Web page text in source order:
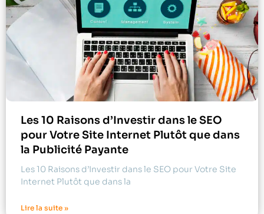
Les 10 Raisons d’Investir dans le SEO
pour Votre Site Internet Plutôt que dans
la Publicité Payante
Les 10 Raisons d’Investir dans le SEO pour Votre Site
Internet Plutôt que dans la
Lire la suite »